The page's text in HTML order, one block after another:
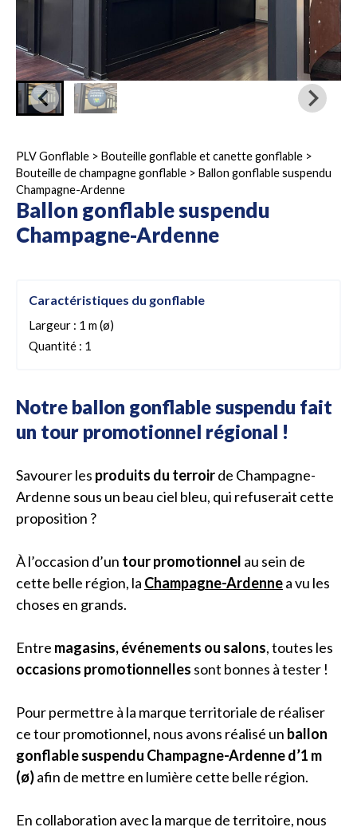
PLV Gonflable > Bouteille gonflable et canette gonflable >
Bouteille de champagne gonflable > Ballon gonflable suspendu
Champagne-Ardenne
Ballon gonflable suspendu
Champagne-Ardenne
Caractéristiques du gonflable
Largeur : 1 m (ø)
Quantité : 1
Notre ballon gonflable suspendu fait
un tour promotionnel régional !
Savourer les produits du terroirde Champagne-
Ardenne sous un beau ciel bleu, qui refuserait cette
proposition ?
À l’occasion d’un tour promotionnel au sein de
cette belle région, la Champagne-Ardennea vu les
choses en grands.
Entre magasins, événements ou salons, toutes les
occasions promotionnelles sont bonnes à tester !
Pour permettre à la marque territoriale de réaliser
ce tour promotionnel, nous avons réalisé un ballon
gonflable suspendu Champagne-Ardenne d’1 m
(ø)afin de mettre en lumière cette belle région.
En collaboration avec la marque de territoire, nous